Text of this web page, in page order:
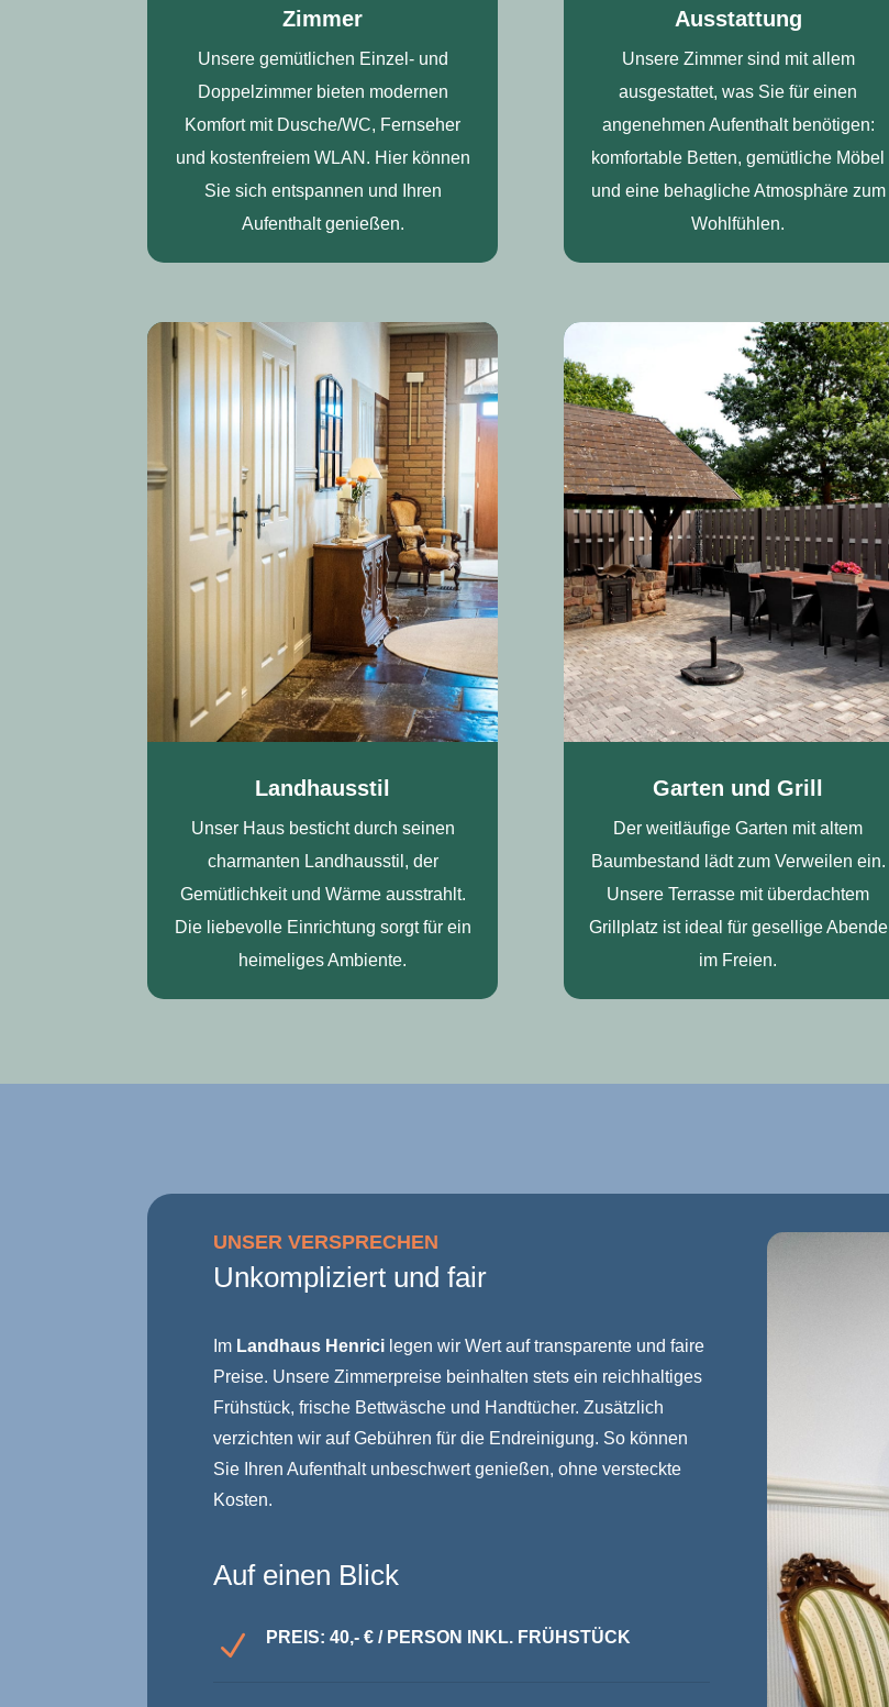
Zimmer
Unsere gemütlichen Einzel- und
Doppelzimmer bieten modernen
Komfort mit Dusche/WC, Fernseher
und kostenfreiem WLAN. Hier können
Sie sich entspannen und Ihren
Aufenthalt genießen.
Ausstattung
Unsere Zimmer sind mit allem
ausgestattet, was Sie für einen
angenehmen Aufenthalt benötigen:
komfortable Betten, gemütliche Möbel
und eine behagliche Atmosphäre zum
Wohlfühlen.
Landhausstil
Unser Haus besticht durch seinen
charmanten Landhausstil, der
Gemütlichkeit und Wärme ausstrahlt.
Die liebevolle Einrichtung sorgt für ein
heimeliges Ambiente.
Garten und Grill
Der weitläufige Garten mit altem
Baumbestand lädt zum Verweilen ein.
Unsere Terrasse mit überdachtem
Grillplatz ist ideal für gesellige Abende
im Freien.
UNSER VERSPRECHEN
Unkompliziert und fair
Im Landhaus Henrici legen wir Wert auf transparente und faire
Preise. Unsere Zimmerpreise beinhalten stets ein reichhaltiges
Frühstück, frische Bettwäsche und Handtücher. Zusätzlich
verzichten wir auf Gebühren für die Endreinigung. So können
Sie Ihren Aufenthalt unbeschwert genießen, ohne versteckte
Kosten.
Auf einen Blick
N PREIS: 40,- € / PERSON INKL. FRÜHSTÜCK